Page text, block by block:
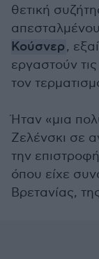
θετική
Κούσνερ,
εργαστούν
τον
Ήταν «μια
Ζελένσκι σε
την
όπου είχε
Βρετανίας,